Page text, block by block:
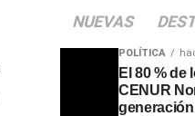
NUEVAS
POLÍTICA
El 80 % de
CENUR